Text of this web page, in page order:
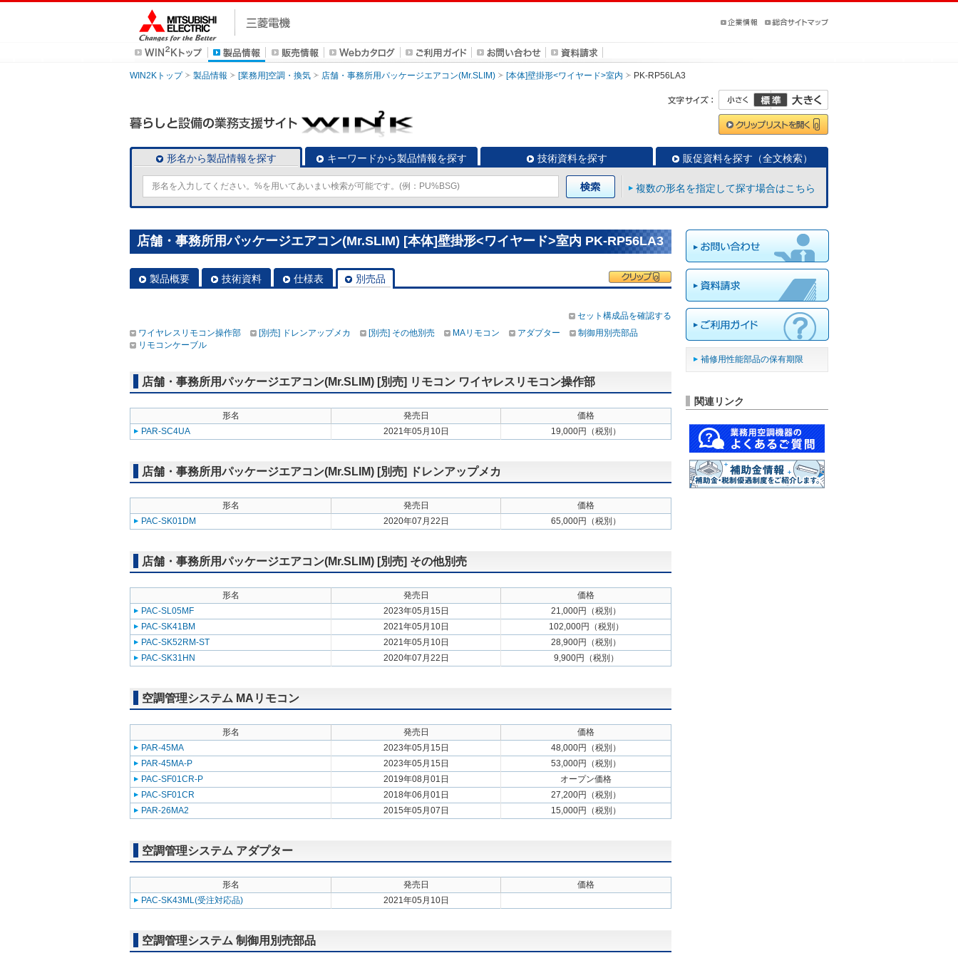
WIN2Kトップ 製品情報 [業務用]空調・換気 店舗・事務所用パッケージエアコン(Mr.SLIM) [本体]壁掛形<ワイヤード>室内 PK-RP56LA3
形名から製品情報を探す キーワードから製品情報を探す 技術資料を探す 販促資料を探す（全文検索）
複数の形名を指定して探す場合はこちら
店舗・事務所用パッケージエアコン(Mr.SLIM) [本体]壁掛形<ワイヤード>室内 PK-RP56LA3
製品概要 技術資料 仕様表 別売品
セット構成品を確認する
ワイヤレスリモコン操作部
[別売] ドレンアップメカ [別売] その他別売 MAリモコン アダプター
制御用別売部品
リモコンケーブル
店舗・事務所用パッケージエアコン(Mr.SLIM) [別売] リモコン ワイヤレスリモコン操作部
形名 発売日
価格
PAR-SC4UA
2021年05月10日 19,000円（税別）
店舗・事務所用パッケージエアコン(Mr.SLIM) [別売] ドレンアップメカ
形名 発売日
価格
PAC-SK01DM
2020年07月22日 65,000円（税別）
店舗・事務所用パッケージエアコン(Mr.SLIM) [別売] その他別売
形名 発売日
価格
PAC-SL05MF
2023年05月15日
21,000円（税別）
PAC-SK41BM
2021年05月10日
102,000円（税別）
PAC-SK52RM-ST
2021年05月10日
28,900円（税別）
PAC-SK31HN
2020年07月22日 9,900円（税別）
空調管理システム MAリモコン
形名 発売日
価格
PAR-45MA
2023年05月15日
48,000円（税別）
PAR-45MA-P
2023年05月15日
53,000円（税別）
PAC-SF01CR-P
2019年08月01日
オープン価格
PAC-SF01CR
2018年06月01日
27,200円（税別）
PAR-26MA2
2015年05月07日 15,000円（税別）
空調管理システム アダプター
形名 発売日
価格
PAC-SK43ML(受注対応品)
2021年05月10日
空調管理システム 制御用別売部品
補修用性能部品の保有期限
関連リンク